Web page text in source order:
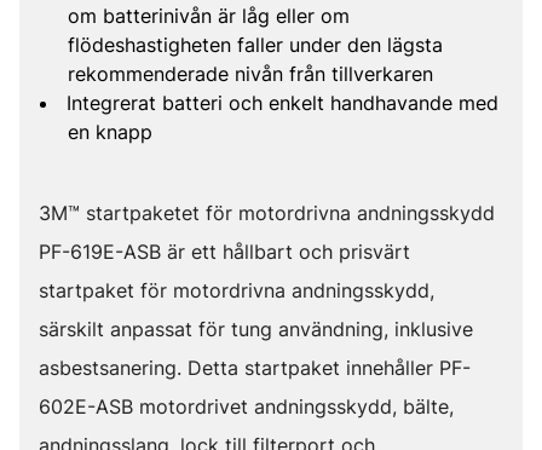
om batterinivån är låg eller om
flödeshastigheten faller under den lägsta
rekommenderade nivån från tillverkaren
Integrerat batteri och enkelt handhavande med
en knapp
3M™ startpaketet för motordrivna andningsskydd
PF-619E-ASB är ett hållbart och prisvärt
startpaket för motordrivna andningsskydd,
särskilt anpassat för tung användning, inklusive
asbestsanering. Detta startpaket innehåller PF-
602E-ASB motordrivet andningsskydd, bälte,
andningsslang, lock till filterport och